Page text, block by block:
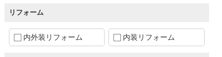
リフォーム
内外装リフォーム 内装リフォーム